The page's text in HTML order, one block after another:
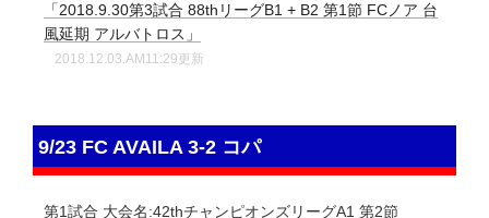
「2018.9.30第3試合 88thリーグB1 + B2 第1節 FCノア 台
風延期 アルバトロス」
2018.12.03.AM11:29更新
9/23 FC AVAILA 3-2 コパ
第1試合 大会名:42thチャンピオンズリーグA1 第2節